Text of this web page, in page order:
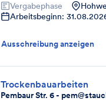
Vergabephase
Arbeitsbeginn:
Ausschreibung anzeigen
Trockenbauarbeiten
Pembaur Str. 6 -